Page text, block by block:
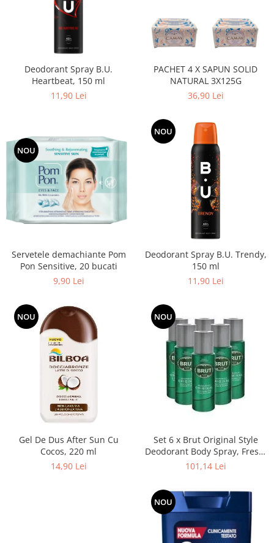
Adeziv dentar si ingrijire proteza
Igiena intima
Tampoane si absorbante
Geluri si deodorante igiena intima
Produse manichiura & pedichiura
Oja si lac de unghii
Seturi cadou
Deodorant Spray B.U.
Heartbeat, 150 ml
11,90 Lei
PACHET 4 X SAPUN SOLID
NATURAL 3X125G
36,90 Lei
NOU
Servetele demachiante Pom
Pon Sensitive, 20 bucati
9,90 Lei
NOU
Deodorant Spray B.U. Trendy,
150 ml
11,90 Lei
NOU
Gel De Dus After Sun Cu
Cocos, 220 ml
14,90 Lei
NOU
Set 6 x Brut Original Style
Deodorant Body Spray, Fresh,
Verde 200 ml
101,14 Lei
NOU